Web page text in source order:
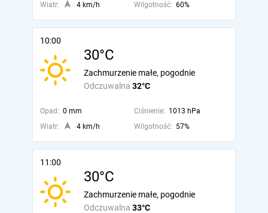
Wiatr:
4 km/h Wilgotność: 60%
10:00
30°C
Odczuwalna 32°C
Zachmurzenie małe, pogodnie
Opad: 0 mm Ciśnienie: 1013 hPa
Wiatr:
4 km/h Wilgotność: 57%
11:00
30°C
Odczuwalna 33°C
Zachmurzenie małe, pogodnie